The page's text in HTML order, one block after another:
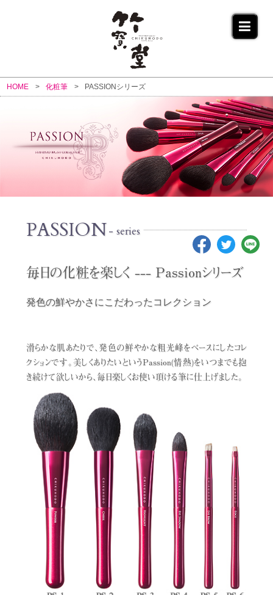
HOME 化粧筆 PASSIONシリーズ
PASSION- series
毎日の化粧を楽しく --- Passionシリーズ
発色の鮮やかさにこだわったコレクション
滑らかな肌あたりで、発色の鮮やかな粗光峰をベースにしたコレ
クションです。美しくありたいというPassion(情熱)をいつまでも抱
き続けて欲しいから、毎日楽しくお使い頂ける筆に仕上げました。